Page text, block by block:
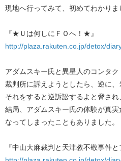
現地へ行ってみて、初めてわかりま
『★Ｕは何しにＦＯへ！★』
http://plaza.rakuten.co.jp/detox/
アダムスキー氏と異星人のコンタ
裁判所に訴えようとしたら、逆に、
それをすると逆訴訟するよと脅され
結局、アダムスキー氏の体験が真
なってしまったこともありました。
『中山大麻裁判と天津教不敬事件